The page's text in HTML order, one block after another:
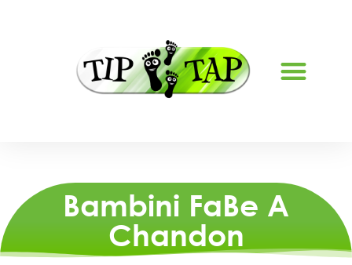
Bambini FaBe A
Chandon